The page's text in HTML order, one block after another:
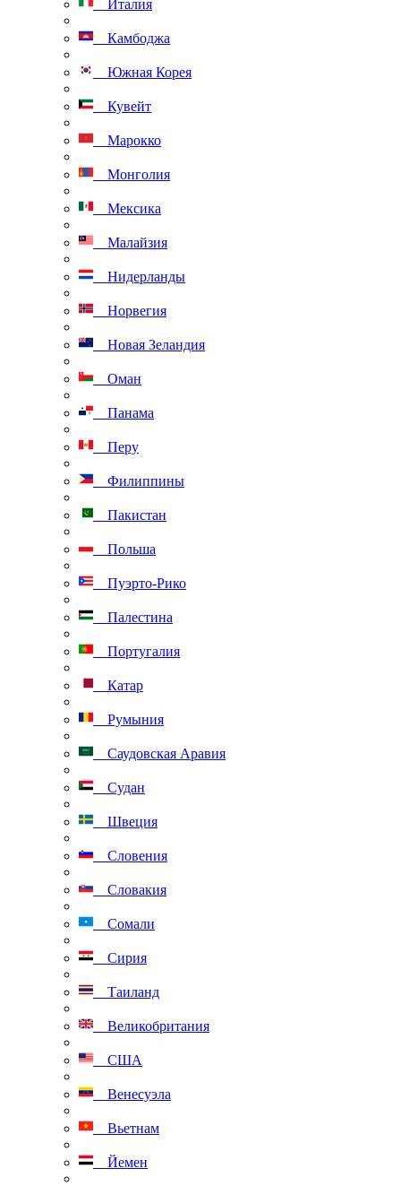
Италия
Камбоджа
Южная Корея
Кувейт
Марокко
Монголия
Мексика
Малайзия
Нидерланды
Норвегия
Новая Зеландия
Оман
Панама
Перу
Филиппины
Пакистан
Польша
Пуэрто-Рико
Палестина
Португалия
Катар
Румыния
Саудовская Аравия
Судан
Швеция
Словения
Словакия
Сомали
Сирия
Таиланд
Великобритания
США
Венесуэла
Вьетнам
Йемен